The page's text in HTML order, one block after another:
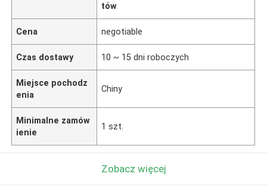
tów
Cena negotiable
Czas dostawy 10 ~ 15 dni roboczych
Miejsce pochodz
enia
Chiny
Minimalne zamów
ienie
1 szt.
Zobacz więcej